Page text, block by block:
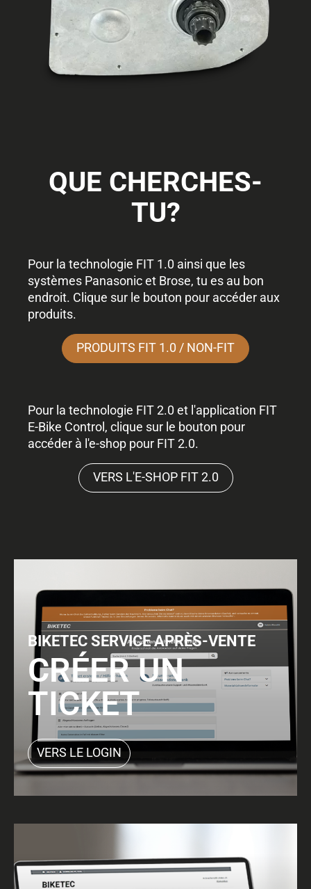
QUE CHERCHES-
TU?
Pour la technologie FIT 1.0 ainsi que les
systèmes Panasonic et Brose, tu es au bon
endroit. Clique sur le bouton pour accéder aux
produits.
PRODUITS FIT 1.0 / NON-FIT
Pour la technologie FIT 2.0 et l'application FIT
E-Bike Control, clique sur le bouton pour
accéder à l'e-shop pour FIT 2.0.
VERS L'E-SHOP FIT 2.0
BIKETEC SERVICE APRÈS-VENTE
CRÉER UN
TICKET
VERS LE LOGIN